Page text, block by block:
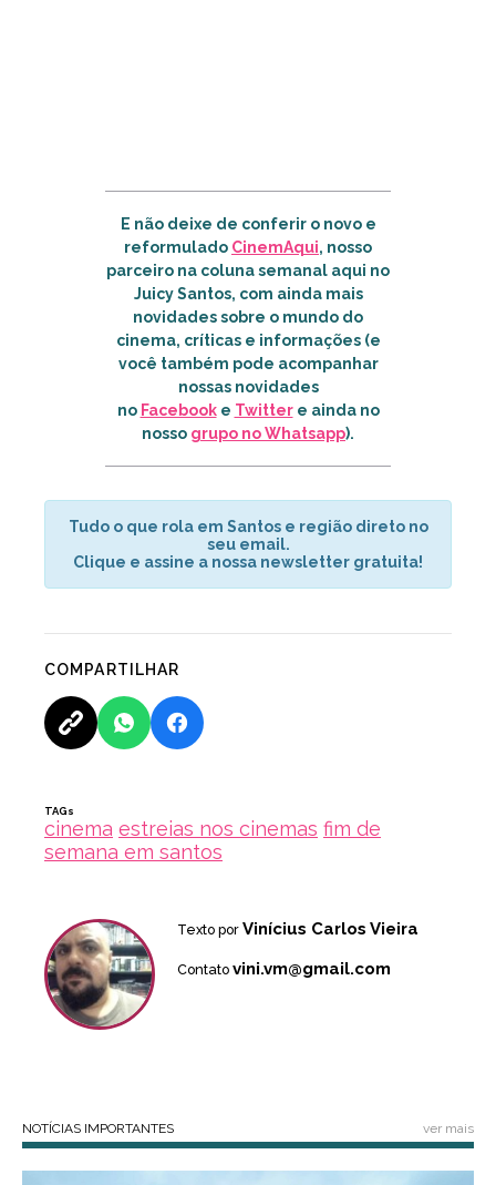
E não deixe de conferir o novo e
reformulado CinemAqui, nosso
parceiro na coluna semanal aqui no
Juicy Santos, com ainda mais
novidades sobre o mundo do
cinema, críticas e informações (e
você também pode acompanhar
nossas novidades
no Facebooke Twittere ainda no
nosso grupo no Whatsapp).
Tudo o que rola em Santos e região direto no
seu email.
Clique e assine a nossa newsletter gratuita!
COMPARTILHAR
TAGs
cinema estreias nos cinemas fim de
semana em santos
Texto por Vinícius Carlos Vieira
Contato vini.vm@gmail.com
NOTÍCIAS IMPORTANTES ver mais